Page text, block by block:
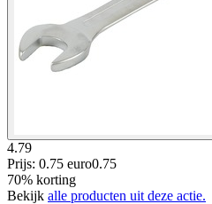
4.79
Prijs: 0.75 euro0.75
70% korting
Bekijk alle producten uit deze actie.